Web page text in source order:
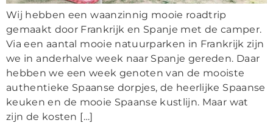
Wij hebben een waanzinnig mooie roadtrip
gemaakt door Frankrijk en Spanje met de camper.
Via een aantal mooie natuurparken in Frankrijk zijn
we in anderhalve week naar Spanje gereden. Daar
hebben we een week genoten van de mooiste
authentieke Spaanse dorpjes, de heerlijke Spaanse
keuken en de mooie Spaanse kustlijn. Maar wat
zijn de kosten […]